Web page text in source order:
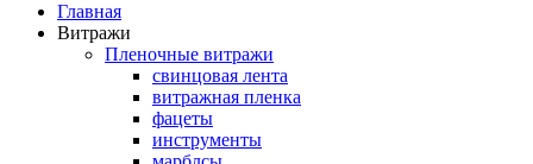
Главная
Витражи
Пленочные витражи
свинцовая лента
витражная пленка
фацеты
инструменты